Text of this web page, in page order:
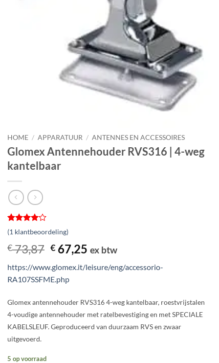
HOME / APPARATUUR / ANTENNES EN ACCESSOIRES
Glomex Antennehouder RVS316 | 4-weg
kantelbaar
Gewaardeerd
4op 5
gebaseerd
op
1
(1 klantbeoordeling)
€73,87 Oorspronkelijke
prijs
was:
€ 73,87.
€ 67,25 Huidige
is:
ex btw
https://www.glomex.it/leisure/eng/accessorio-
RA107SSFME.php
Glomex antennehouder RVS316 4-weg kantelbaar, roestvrijstalen
4-voudige antennehouder met ratelbevestiging en met SPECIALE
KABELSLEUF. Geproduceerd van duurzaam RVS en zwaar
uitgevoerd.
5 op voorraad